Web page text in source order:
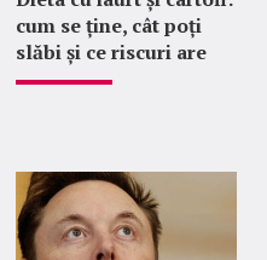
cum se ține, cât poți
slăbi și ce riscuri are